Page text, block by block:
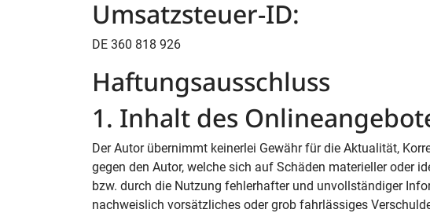
Umsatzsteuer-ID:
DE 360 818 926
Haftungsausschluss
1. Inhalt des
Der Autor übernimmt keinerlei Gewähr für die Aktualität,
gegen den Autor, welche sich auf Schäden materieller oder
bzw. durch die Nutzung fehlerhafter und unvollständiger
nachweislich vorsätzliches oder grob fahrlässiges